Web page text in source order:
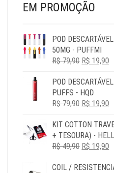
EM PROMOÇÃO
POD
50MG - PUFFMI
R$79,90 O
ORIGINAL
ERA:
R$ 79,90.
R$ 19,90
POD
PUFFS - HQD
R$79,90 O
ORIGINAL
ERA:
R$ 79,90.
R$ 19,90
É:
KIT COTTON
+ TESOURA) -
R$49,90 O
ORIGINAL
R$ 19,90
COIL /